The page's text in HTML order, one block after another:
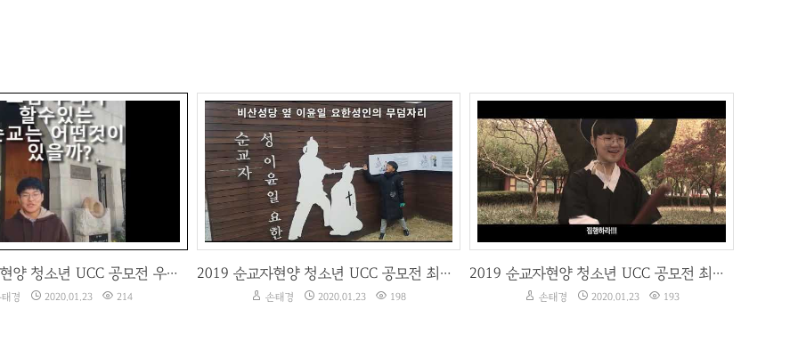
2020.01.23
2019 순교자현양 청소년 UCC 공모전 우수작(고등부)
경 2020.01.23 214
2019 순교자현양 청소년 UCC 공모전 최우수작(초등부)
손태경 2020.01.23 198
2019 순교자현양 청소년 UCC 공모전 최우수작(초등부)
손태경 2020.01.23 198
2019 순교자현양 청소년 UCC 공모전 최우수작(중등부)
손태경 2020.01.23 193
2019 순교자현양 청소년 UCC 공모전 최우수작(중등부)
손태경 2020.01.23 193